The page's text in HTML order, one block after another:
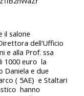
il salone
dell'Ufficio
e alla Prof. ssa
1000 euro la
Daniela e due
( 5AE) e Staltari
hanno